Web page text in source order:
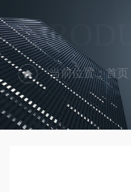
当前位置：首页